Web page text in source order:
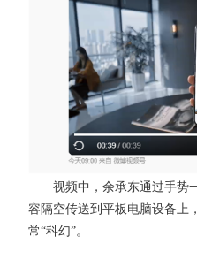
视频中，余承东通过手势一
容隔空传送到平板电脑设备上
常“科幻”。